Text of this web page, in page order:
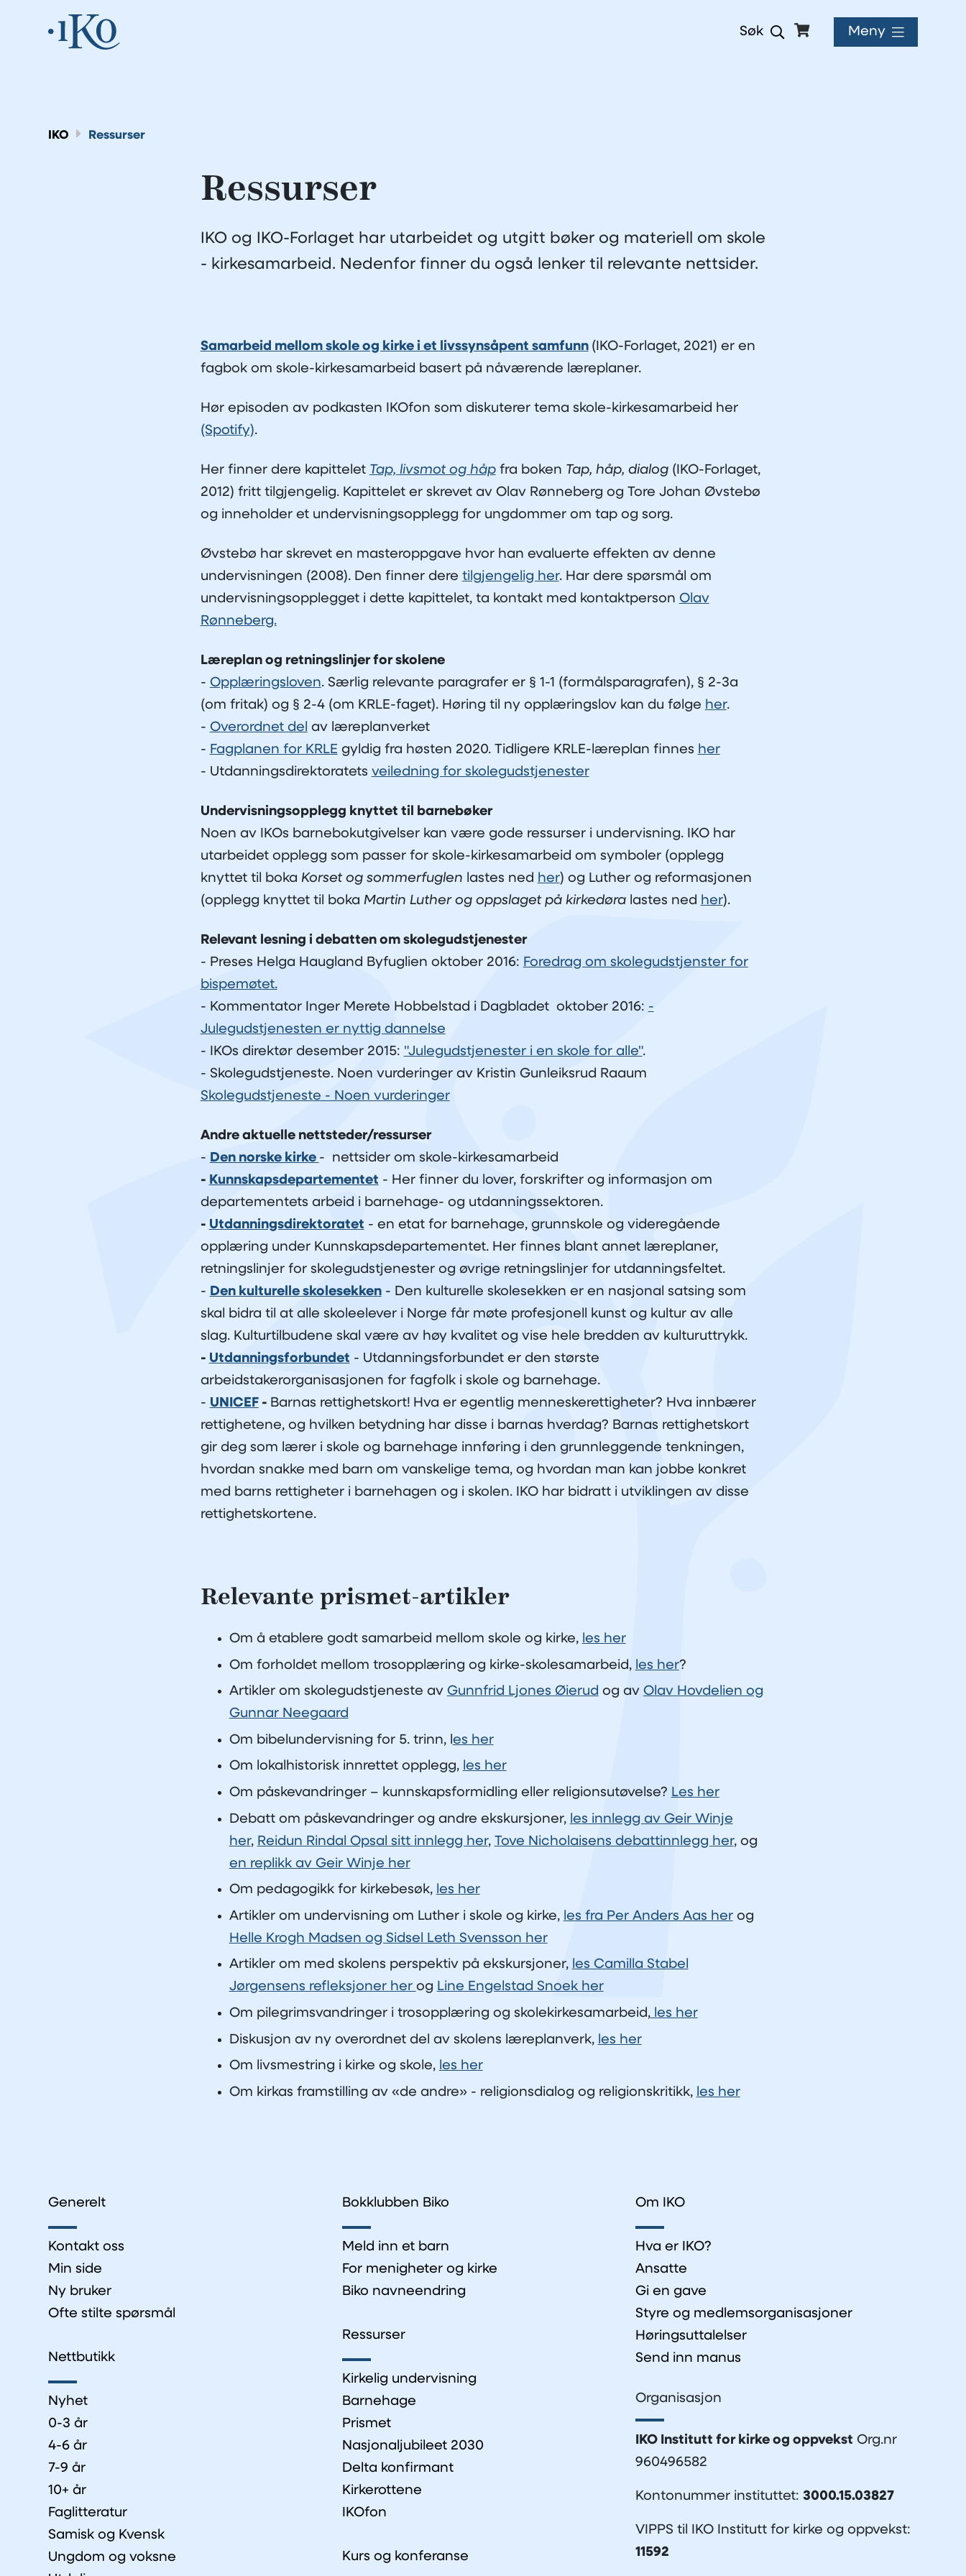
Søk Meny
IKO Ressurser
Ressurser
IKO og IKO-Forlaget har utarbeidet og utgitt bøker og materiell om skole
- kirkesamarbeid. Nedenfor finner du også lenker til relevante nettsider.
Samarbeid mellom skole og kirke i et livssynsåpent samfunn (IKO-Forlaget, 2021) er en
fagbok om skole-kirkesamarbeid basert på nåværende læreplaner.
Hør episoden av podkasten IKOfon som diskuterer tema skole-kirkesamarbeid her
(Spotify).
Her finner dere kapittelet Tap, livsmot og håpfra boken Tap, håp, dialog(IKO-Forlaget,
2012) fritt tilgjengelig. Kapittelet er skrevet av Olav Rønneberg og Tore Johan Øvstebø
og inneholder et undervisningsopplegg for ungdommer om tap og sorg.
Øvstebø har skrevet en masteroppgave hvor han evaluerte effekten av denne
undervisningen (2008). Den finner dere tilgjengelig her. Har dere spørsmål om
undervisningsopplegget i dette kapittelet, ta kontakt med kontaktperson Olav
Rønneberg.
Læreplan og retningslinjer for skolene
- Opplæringsloven. Særlig relevante paragrafer er § 1-1 (formålsparagrafen), § 2-3a
(om fritak) og § 2-4 (om KRLE-faget). Høring til ny opplæringslov kan du følge her.
- Overordnet del av læreplanverket
- Fagplanen for KRLE gyldig fra høsten 2020. Tidligere KRLE-læreplan finnes her
- Utdanningsdirektoratets veiledning for skolegudstjenester
Undervisningsopplegg knyttet til barnebøker
Noen av IKOs barnebokutgivelser kan være gode ressurser i undervisning. IKO har
utarbeidet opplegg som passer for skole-kirkesamarbeid om symboler (opplegg
knyttet til boka Korset og sommerfuglen lastes ned her) og Luther og reformasjonen
(opplegg knyttet til boka Martin Luther og oppslaget på kirkedøra lastes ned her).
Relevant lesning i debatten om skolegudstjenester
- Preses Helga Haugland Byfuglien oktober 2016: Foredrag om skolegudstjenster for
bispemøtet.
- Kommentator Inger Merete Hobbelstad i Dagbladet oktober 2016: -
Julegudstjenesten er nyttig dannelse
- IKOs direktør desember 2015: "Julegudstjenester i en skole for alle".
- Skolegudstjeneste. Noen vurderinger av Kristin Gunleiksrud Raaum
Skolegudstjeneste - Noen vurderinger
Andre aktuelle nettsteder/ressurser
- Den norske kirke - nettsider om skole-kirkesamarbeid
- Kunnskapsdepartementet - Her finner du lover, forskrifter og informasjon om
departementets arbeid i barnehage- og utdanningssektoren.
- Utdanningsdirektoratet - en etat for barnehage, grunnskole og videregående
opplæring under Kunnskapsdepartementet. Her finnes blant annet læreplaner,
retningslinjer for skolegudstjenester og øvrige retningslinjer for utdanningsfeltet.
- Den kulturelle skolesekken- Den kulturelle skolesekken er en nasjonal satsing som
skal bidra til at alle skoleelever i Norge får møte profesjonell kunst og kultur av alle
slag. Kulturtilbudene skal være av høy kvalitet og vise hele bredden av kulturuttrykk.
- Utdanningsforbundet - Utdanningsforbundet er den største
arbeidstakerorganisasjonen for fagfolk i skole og barnehage.
- UNICEF- Barnas rettighetskort! Hva er egentlig menneskerettigheter? Hva innbærer
rettighetene, og hvilken betydning har disse i barnas hverdag? Barnas rettighetskort
gir deg som lærer i skole og barnehage innføring i den grunnleggende tenkningen,
hvordan snakke med barn om vanskelige tema, og hvordan man kan jobbe konkret
med barns rettigheter i barnehagen og i skolen. IKO har bidratt i utviklingen av disse
rettighetskortene.
Relevante prismet-artikler
Om å etablere godt samarbeid mellom skole og kirke, les her
Om forholdet mellom trosopplæring og kirke-skolesamarbeid, les her?
Artikler om skolegudstjeneste av Gunnfrid Ljones Øierud og av Olav Hovdelien og
Gunnar Neegaard
Om bibelundervisning for 5. trinn, l es her
Om lokalhistorisk innrettet opplegg, les her
Om påskevandringer – kunnskapsformidling eller religionsutøvelse? Les her
Debatt om påskevandringer og andre ekskursjoner, les innlegg av Geir Winje
her, Reidun Rindal Opsal sitt innlegg her, Tove Nicholaisens debattinnlegg her, og
en replikk av Geir Winje her
Om pedagogikk for kirkebesøk, les her
Artikler om undervisning om Luther i skole og kirke, les fra Per Anders Aas herog
Helle Krogh Madsen og Sidsel Leth Svensson her
Artikler om med skolens perspektiv på ekskursjoner, les Camilla Stabel
Jørgensens refleksjoner her og Line Engelstad Snoek her
Om pilegrimsvandringer i trosopplæring og skolekirkesamarbeid,les her
Diskusjon av ny overordnet del av skolens læreplanverk, les her
Om livsmestring i kirke og skole, les her
Om kirkas framstilling av «de andre» - religionsdialog og religionskritikk, les her
Generelt
Kontakt oss
Min side
Ny bruker
Ofte stilte spørsmål
Nettbutikk
Nyhet
0-3 år
4-6 år
7-9 år
10+ år
Faglitteratur
Samisk og Kvensk
Ungdom og voksne
Bokklubben Biko
Meld inn et barn
For menigheter og kirke
Biko navneendring
Ressurser
Kirkelig undervisning
Barnehage
Prismet
Nasjonaljubileet 2030
Delta konfirmant
Kirkerottene
IKOfon
Kurs og konferanse
Om IKO
Hva er IKO?
Ansatte
Gi en gave
Styre og medlemsorganisasjoner
Høringsuttalelser
Send inn manus
Organisasjon
IKO Institutt for kirke og oppvekst Org.nr
960496582
Kontonummer instituttet:3000.15.03827
VIPPS til IKO Institutt for kirke og oppvekst:
11592